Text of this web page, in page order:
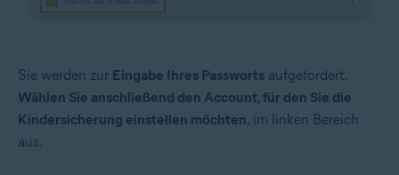
Sie werden zur Eingabe Ihres Passworts aufgefordert.
Wählen Sie anschließend den Account, für den Sie die
Kindersicherung einstellen möchten, im linken Bereich
aus.